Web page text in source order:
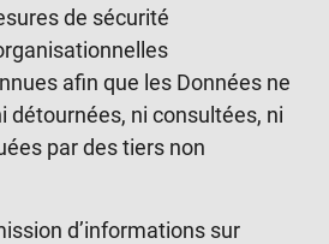
de sécurité
afin que les Données ne
détournées, ni consultées, ni
par des tiers non
d’informations sur